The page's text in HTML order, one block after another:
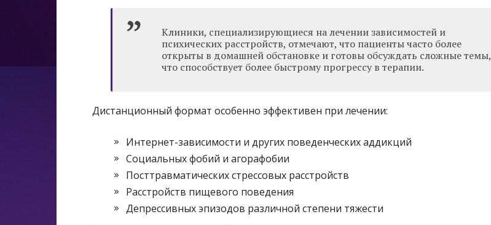
Клиники, специализирующиеся на лечении зависимостей и
психических расстройств, отмечают, что пациенты часто более
открыты в домашней обстановке и готовы обсуждать сложные темы,
что способствует более быстрому прогрессу в терапии.
Дистанционный формат особенно эффективен при лечении:
Интернет-зависимости и других поведенческих аддикций
Социальных фобий и агорафобии
Посттравматических стрессовых расстройств
Расстройств пищевого поведения
Депрессивных эпизодов различной степени тяжести